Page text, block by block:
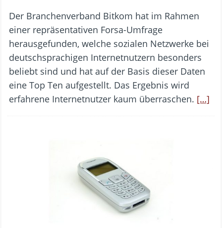
Der Branchenverband Bitkom hat im Rahmen
einer repräsentativen Forsa-Umfrage
herausgefunden, welche sozialen Netzwerke bei
deutschsprachigen Internetnutzern besonders
beliebt sind und hat auf der Basis dieser Daten
eine Top Ten aufgestellt. Das Ergebnis wird
erfahrene Internetnutzer kaum überraschen. […]